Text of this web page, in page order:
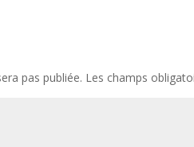
pas publiée. Les champs